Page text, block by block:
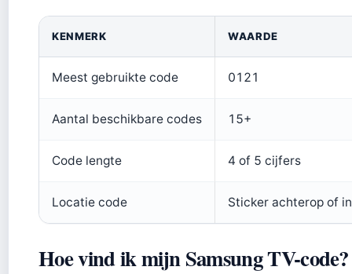
KENMERK WAARDE
Meest gebruikte code 0121
Aantal beschikbare codes 15+
Code lengte 4 of 5 cijfers
Locatie code Sticker achterop of
Hoe vind ik mijn Samsung TV-code?